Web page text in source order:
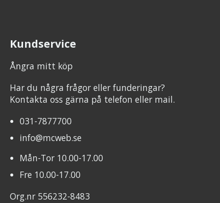
Kundservice
Ångra mitt köp
Har du några frågor eller funderingar?
Kontakta oss gärna på telefon eller mail.
031-7877700
info@mcweb.se
Mån-Tor 10.00-17.00
Fre 10.00-17.00
Org.nr 556232-8483